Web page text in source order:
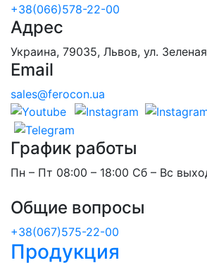
+38(066)578-22-00
Адрес
Украина, 79035, Львов, ул.
Email
sales@ferocon.ua
График работы
Пн – Пт 08:00 – 18:00 Сб – Вс
Общие вопросы
+38(067)575-22-00
Продукция